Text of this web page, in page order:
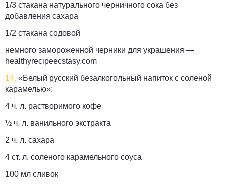
1/3 стакана натурального черничного сока без
добавления сахара
1/2 стакана содовой
немного замороженной черники для украшения —
healthyrecipeecstasy.com
14. «Белый русский безалкогольный напиток с соленой
карамелью»:
4 ч. л. растворимого кофе
½ ч. л. ванильного экстракта
2 ч. л. сахара
4 ст. л. соленого карамельного соуса
100 мл сливок